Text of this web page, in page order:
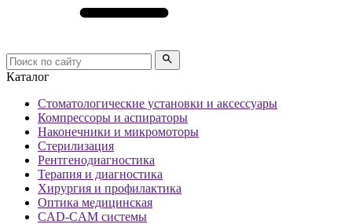
Каталог
Стоматологические установки и аксессуары
Компрессоры и аспираторы
Наконечники и микромоторы
Стерилизация
Рентгенодиагностика
Терапия и диагностика
Хирургия и профилактика
Оптика медицинская
CAD-CAM системы